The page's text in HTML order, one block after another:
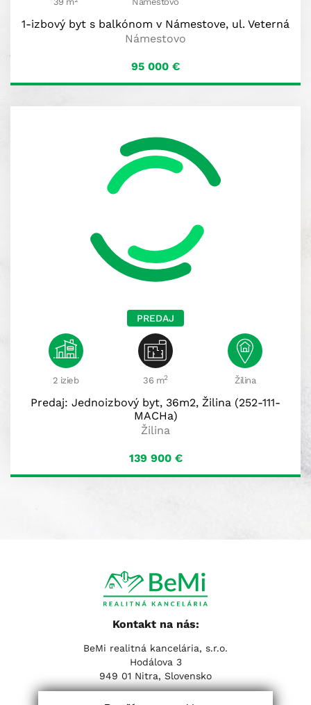
1-izbový byt s balkónom v Námestove, ul. Veterná
Námestovo
95 000 €
PREDAJ
2 izieb 36 m2 Žilina
Predaj: Jednoizbový byt, 36m2, Žilina (252-111-
MACHa)
Žilina
139 900 €
Kontakt na nás:
BeMi realitná kancelária, s.r.o.
Hodálova 3
949 01 Nitra, Slovensko
+421 37 653 31 31